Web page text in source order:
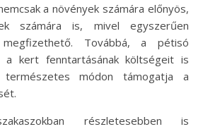
a növények számára előnyös,
számára is, mivel egyszerűen
Továbbá, a pétisó
a kert fenntartásának költségeit is
természetes módon támogatja a
részletesebben is